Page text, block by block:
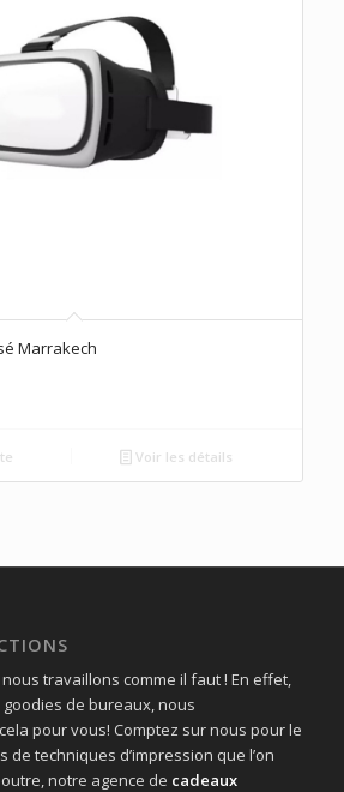
Marrakech
Voir les détails
travaillons comme il faut ! En effet,
goodies de bureaux, nous
pour vous! Comptez sur nous pour le
techniques d’impression que l’on
notre agence de cadeaux